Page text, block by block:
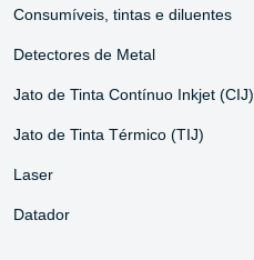
Consumíveis, tintas e diluentes
Detectores de Metal
Jato de Tinta Contínuo Inkjet (CIJ)
Jato de Tinta Térmico (TIJ)
Laser
Datador